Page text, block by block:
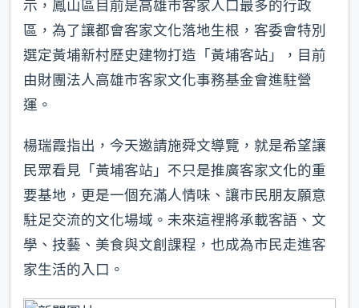
示，鳳山區目前是高雄市客家人口最多的行政
區，為了讓都會客家文化落地生根，客委會特別
選定黃埔新村歷史建物打造「黃埔客站」，目前
由財團法人高雄市客家文化事務基金會進駐營
運。
楊瑞霞指出，今天邀請施舜文導覽，就是希望讓
民眾看見「黃埔客站」不只是推廣客家文化的重
要基地，更是一個充滿人情味、讓市民朋友願意
駐足交流的文化場域。未來這裡將承載客語、文
學、技藝、美食與文創課程，也成為市民走進客
家生活的入口。